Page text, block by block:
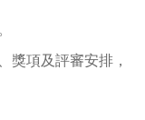
獎項及評審安排，